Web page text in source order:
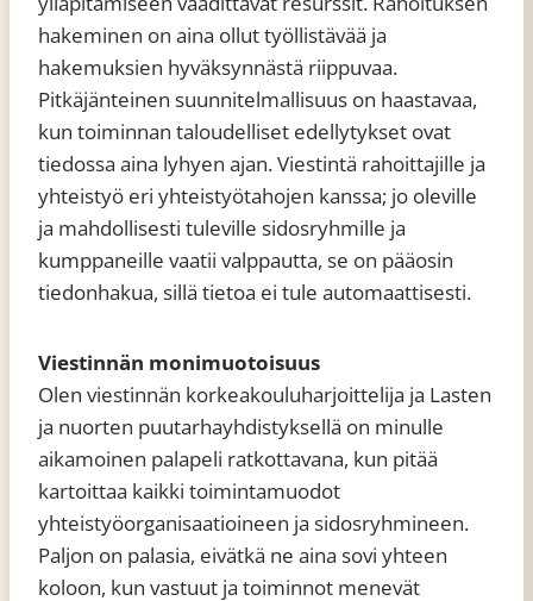
hakeminen on aina ollut työllistävää ja
hakemuksien hyväksynnästä riippuvaa.
Pitkäjänteinen suunnitelmallisuus on haastavaa,
kun toiminnan taloudelliset edellytykset ovat
tiedossa aina lyhyen ajan. Viestintä rahoittajille ja
yhteistyö eri yhteistyötahojen kanssa; jo oleville
ja mahdollisesti tuleville sidosryhmille ja
kumppaneille vaatii valppautta, se on pääosin
tiedonhakua, sillä tietoa ei tule automaattisesti.
Viestinnän monimuotoisuus
Olen viestinnän korkeakouluharjoittelija ja Lasten
ja nuorten puutarhayhdistyksellä on minulle
aikamoinen palapeli ratkottavana, kun pitää
kartoittaa kaikki toimintamuodot
yhteistyöorganisaatioineen ja sidosryhmineen.
Paljon on palasia, eivätkä ne aina sovi yhteen
koloon, kun vastuut ja toiminnot menevät